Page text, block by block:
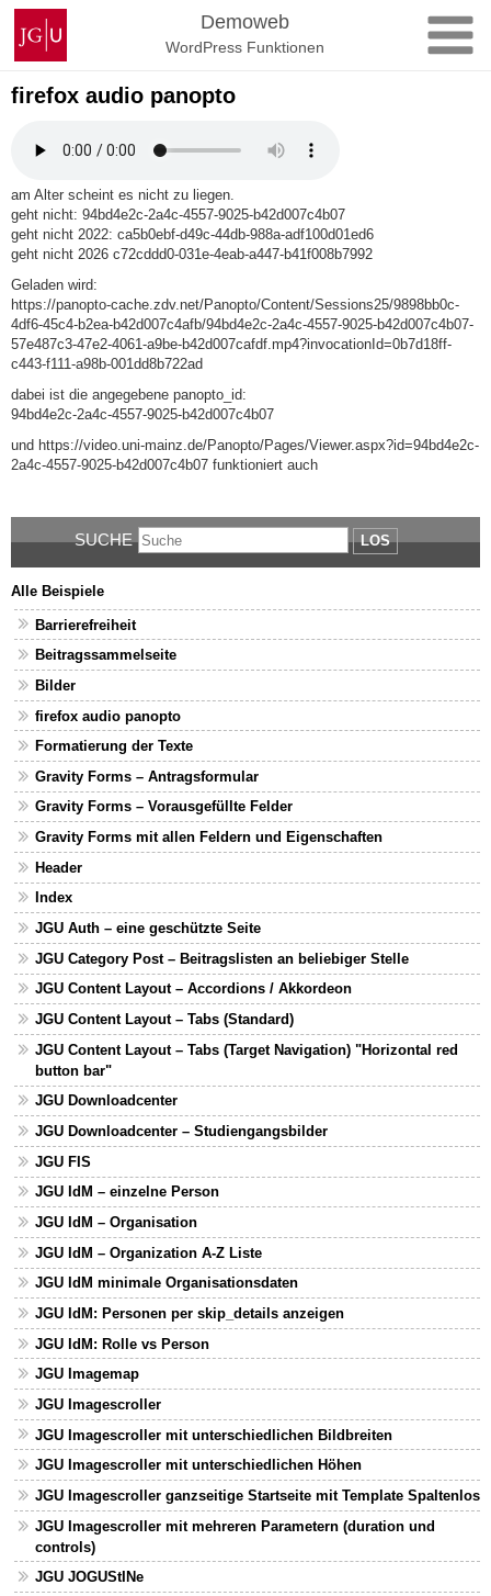
Zum
Inhalt
springen
Johannes
Gutenberg-
Universität
Mainz
Demoweb
WordPress Funktionen
firefox audio panopto
am Alter scheint es nicht zu liegen.
geht nicht: 94bd4e2c-2a4c-4557-9025-b42d007c4b07
geht nicht 2022: ca5b0ebf-d49c-44db-988a-adf100d01ed6
geht nicht 2026 c72cddd0-031e-4eab-a447-b41f008b7992
Geladen wird:
https://panopto-cache.zdv.net/Panopto/Content/Sessions25/9898bb0c-
4df6-45c4-b2ea-b42d007c4afb/94bd4e2c-2a4c-4557-9025-b42d007c4b07-
57e487c3-47e2-4061-a9be-b42d007cafdf.mp4?invocationId=0b7d18ff-
c443-f111-a98b-001dd8b722ad
dabei ist die angegebene panopto_id:
94bd4e2c-2a4c-4557-9025-b42d007c4b07
und https://video.uni-mainz.de/Panopto/Pages/Viewer.aspx?id=94bd4e2c-
2a4c-4557-9025-b42d007c4b07 funktioniert auch
SUCHE LOS
Alle Beispiele
Barrierefreiheit
Beitragssammelseite
Bilder
firefox audio panopto
Formatierung der Texte
Gravity Forms – Antragsformular
Gravity Forms – Vorausgefüllte Felder
Gravity Forms mit allen Feldern und Eigenschaften
Header
Index
JGU Auth – eine geschützte Seite
JGU Category Post – Beitragslisten an beliebiger Stelle
JGU Content Layout – Accordions / Akkordeon
JGU Content Layout – Tabs (Standard)
JGU Content Layout – Tabs (Target Navigation) "Horizontal red
button bar"
JGU Downloadcenter
JGU Downloadcenter – Studiengangsbilder
JGU FIS
JGU IdM – einzelne Person
JGU IdM – Organisation
JGU IdM – Organization A-Z Liste
JGU IdM minimale Organisationsdaten
JGU IdM: Personen per skip_details anzeigen
JGU IdM: Rolle vs Person
JGU Imagemap
JGU Imagescroller
JGU Imagescroller mit unterschiedlichen Bildbreiten
JGU Imagescroller mit unterschiedlichen Höhen
JGU Imagescroller ganzseitige Startseite mit Template Spaltenlos
JGU Imagescroller mit mehreren Parametern (duration und
controls)
JGU JOGUStINe